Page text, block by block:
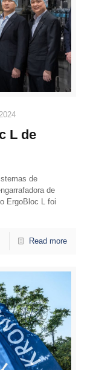
L de
de
de
ErgoBloc L foi
Read more